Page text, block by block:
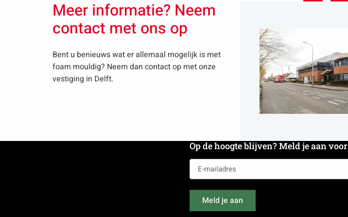
Meer informatie? Neem
contact met ons op
Bent u benieuws wat er allemaal mogelijk is met
foam mouldig? Neem dan contact op met onze
vestiging in Delft.
Op de hoogte blijven? Meld je aan
mailadres
(Vereist)
Meld je aan